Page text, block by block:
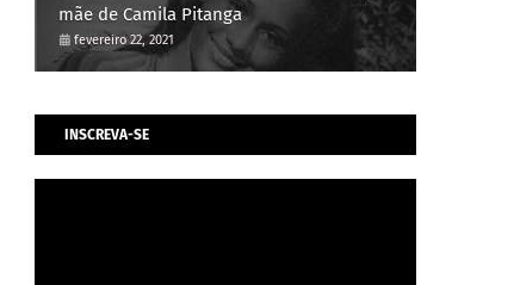
mãe de Camila Pitanga
fevereiro 22, 2021
INSCREVA-SE